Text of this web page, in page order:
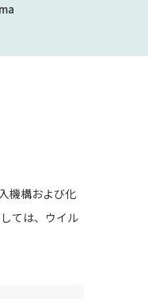
機構および化
ては、ウイル